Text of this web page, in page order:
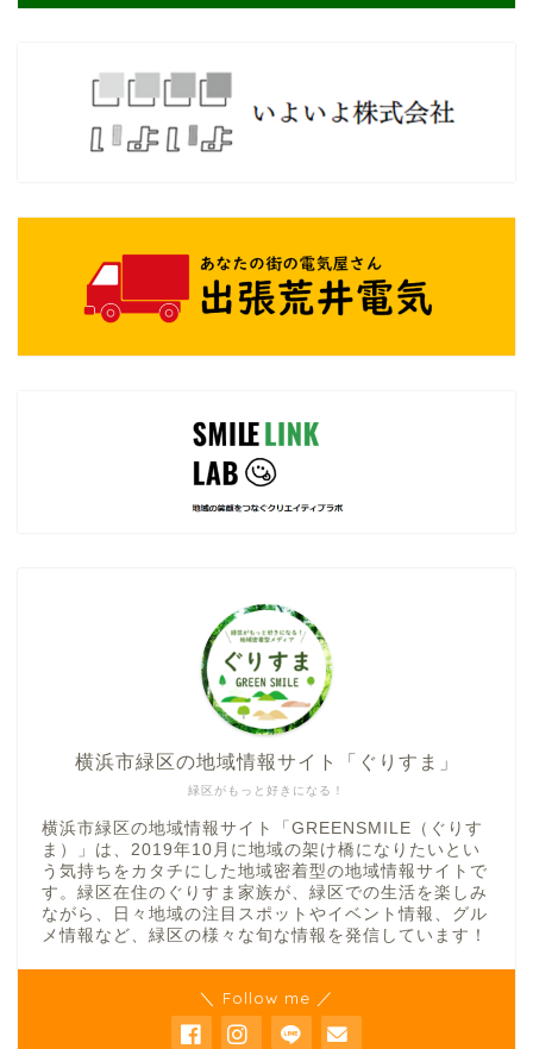
緑区がもっと好きになる！
横浜市緑区の地域情報サイト「ぐりすま」
横浜市緑区の地域情報サイト「GREENSMILE（ぐりす
ま）」は、2019年10月に地域の架け橋になりたいとい
う気持ちをカタチにした地域密着型の地域情報サイトで
す。緑区在住のぐりすま家族が、緑区での生活を楽しみ
ながら、日々地域の注目スポットやイベント情報、グル
メ情報など、緑区の様々な旬な情報を発信しています！
＼ Follow me ／